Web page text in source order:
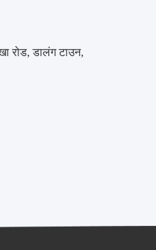
रोड, डालंग टाउन,